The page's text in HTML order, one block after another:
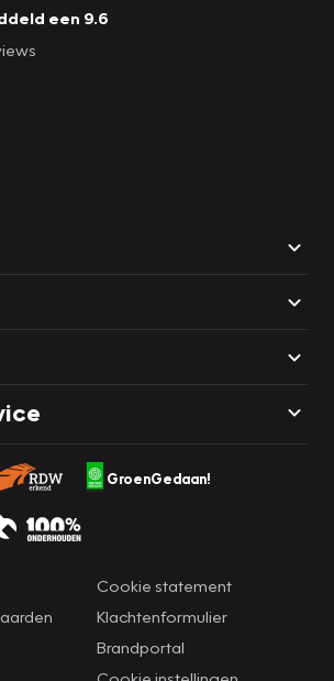
een 9.6
GroenGedaan!
Cookie statement
Klachtenformulier
Brandportal